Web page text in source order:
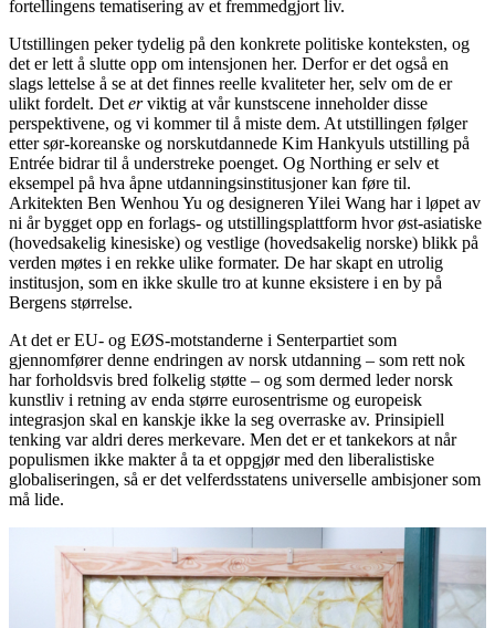
fortellingens tematisering av et fremmedgjort liv.
Utstillingen peker tydelig på den konkrete politiske konteksten, og
det er lett å slutte opp om intensjonen her. Derfor er det også en
slags lettelse å se at det finnes reelle kvaliteter her, selv om de er
ulikt fordelt. Det erviktig at vår kunstscene inneholder disse
perspektivene, og vi kommer til å miste dem. At utstillingen følger
etter sør-koreanske og norskutdannede Kim Hankyuls utstilling på
Entrée bidrar til å understreke poenget. Og Northing er selv et
eksempel på hva åpne utdanningsinstitusjoner kan føre til.
Arkitekten Ben Wenhou Yu og designeren Yilei Wang har i løpet av
ni år bygget opp en forlags- og utstillingsplattform hvor øst-asiatiske
(hovedsakelig kinesiske) og vestlige (hovedsakelig norske) blikk på
verden møtes i en rekke ulike formater. De har skapt en utrolig
institusjon, som en ikke skulle tro at kunne eksistere i en by på
Bergens størrelse.
At det er EU- og EØS-motstanderne i Senterpartiet som
gjennomfører denne endringen av norsk utdanning – som rett nok
har forholdsvis bred folkelig støtte – og som dermed leder norsk
kunstliv i retning av enda større eurosentrisme og europeisk
integrasjon skal en kanskje ikke la seg overraske av. Prinsipiell
tenking var aldri deres merkevare. Men det er et tankekors at når
populismen ikke makter å ta et oppgjør med den liberalistiske
globaliseringen, så er det velferdsstatens universelle ambisjoner som
må lide.